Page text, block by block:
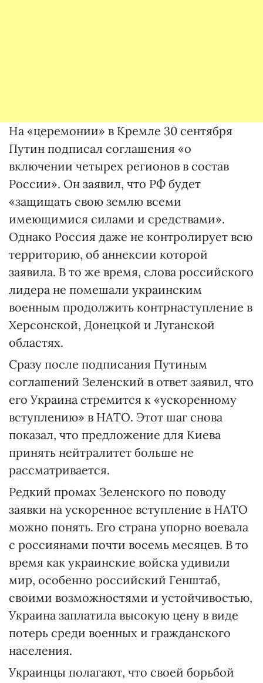
На «церемонии» в Кремле 30 сентября
Путин подписал соглашения «о
включении четырех регионов в состав
России». Он заявил, что РФ будет
«защищать свою землю всеми
имеющимися силами и средствами».
Однако Россия даже не контролирует всю
территорию, об аннексии которой
заявила. В то же время, слова российского
лидера не помешали украинским
военным продолжить контрнаступление в
Херсонской, Донецкой и Луганской
областях.
Сразу после подписания Путиным
соглашений Зеленский в ответ заявил, что
его Украина стремится к «ускоренному
вступлению» в НАТО. Этот шаг снова
показал, что предложение для Киева
принять нейтралитет больше не
рассматривается.
Редкий промах Зеленского по поводу
заявки на ускоренное вступление в НАТО
можно понять. Его страна упорно воевала
с россиянами почти восемь месяцев. В то
время как украинские войска удивили
мир, особенно российский Генштаб,
своими возможностями и устойчивостью,
Украина заплатила высокую цену в виде
потерь среди военных и гражданского
населения.
Украинцы полагают, что своей борьбой